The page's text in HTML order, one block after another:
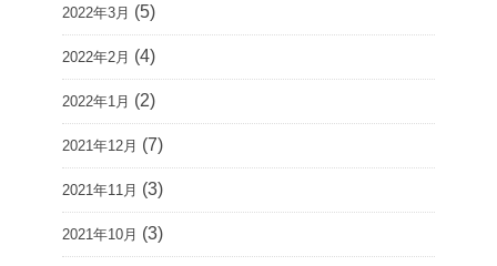
2022年3月 (5)
2022年2月 (4)
2022年1月 (2)
2021年12月 (7)
2021年11月 (3)
2021年10月 (3)